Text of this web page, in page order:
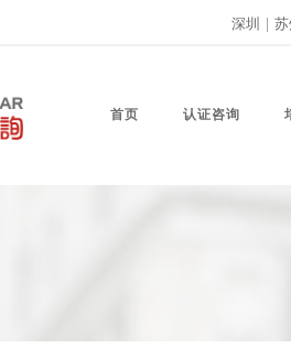
深圳 |
首页 认证咨询